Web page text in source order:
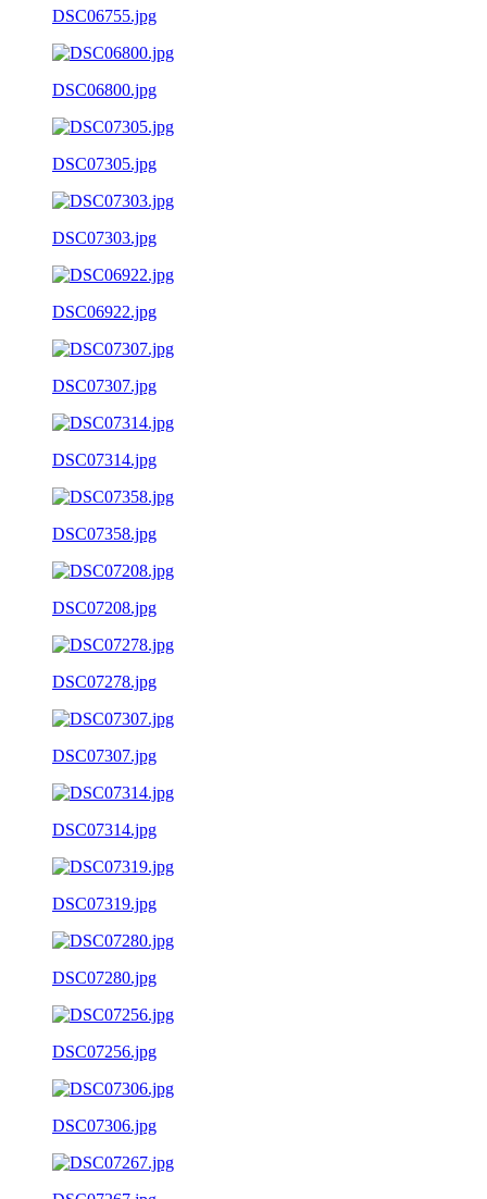
DSC06755.jpg
DSC06800.jpg
DSC07305.jpg
DSC07303.jpg
DSC06922.jpg
DSC07307.jpg
DSC07314.jpg
DSC07358.jpg
DSC07208.jpg
DSC07278.jpg
DSC07307.jpg
DSC07314.jpg
DSC07319.jpg
DSC07280.jpg
DSC07256.jpg
DSC07306.jpg